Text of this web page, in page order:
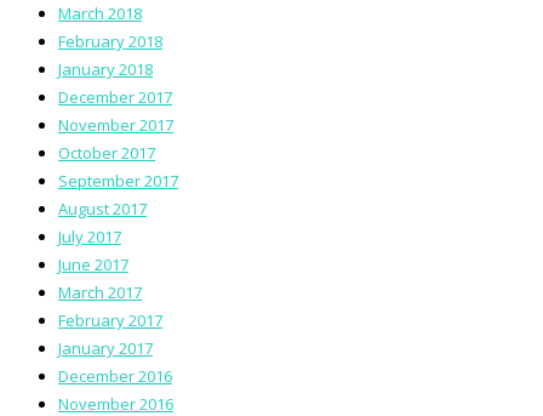
March 2018
February 2018
January 2018
December 2017
November 2017
October 2017
September 2017
August 2017
July 2017
June 2017
March 2017
February 2017
January 2017
December 2016
November 2016